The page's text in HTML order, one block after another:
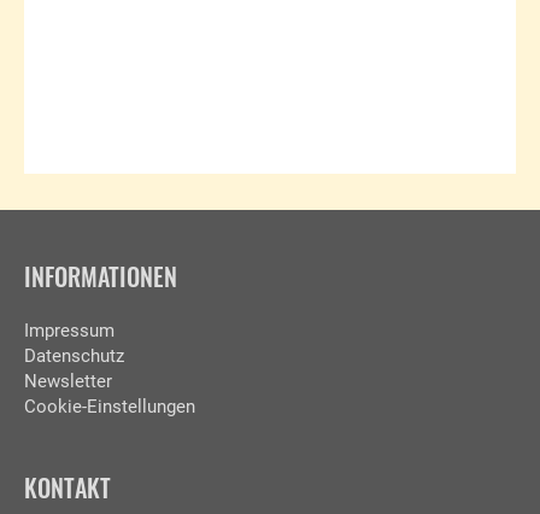
INFORMATIONEN
Impressum
Datenschutz
Newsletter
Cookie-Einstellungen
KONTAKT